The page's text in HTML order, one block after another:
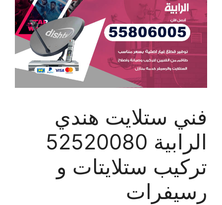
فني ستلايت هندي
الرابية 52520080
تركيب ستلايتات و
رسيفرات